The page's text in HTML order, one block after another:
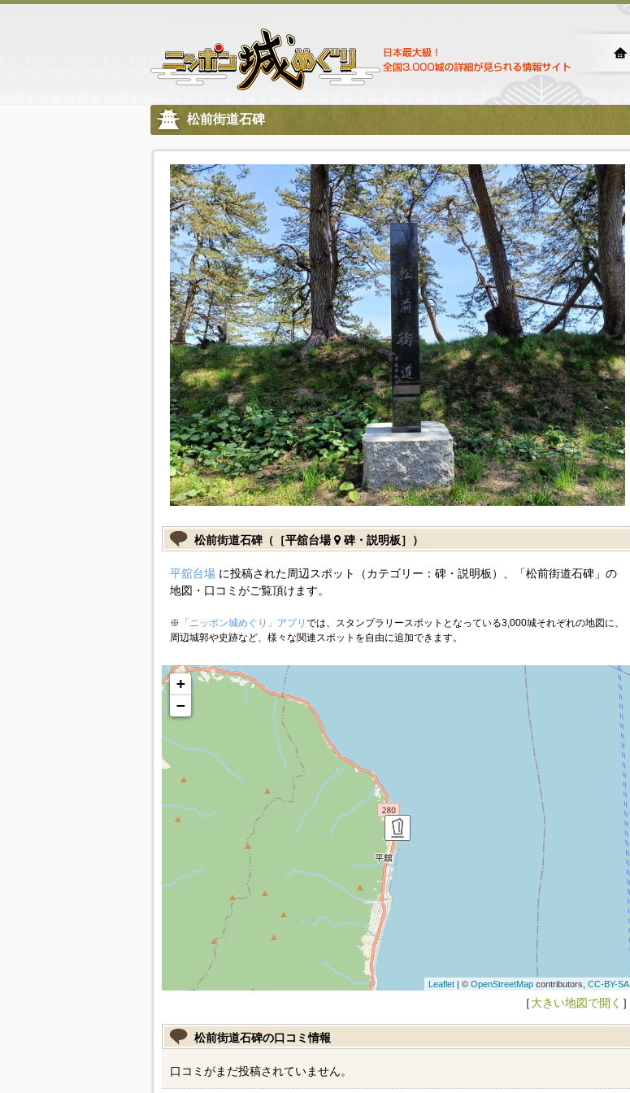
松前街道石碑
松前街道石碑（［平舘台場 碑・説明板］）
平舘台場に投稿された周辺スポット（カテゴリー：碑・説明板）、「松前街道石碑」の
地図・口コミがご覧頂けます。
※ 「ニッポン城めぐり」アプリ では、スタンプラリースポットとなっている3,000城それぞれの地図に、
周辺城郭や史跡など、様々な関連スポットを自由に追加できます。
+
−
Leaflet| © OpenStreetMapcontributors, CC-BY-SA
［大きい地図で開く ］
松前街道石碑の口コミ情報
口コミがまだ投稿されていません。